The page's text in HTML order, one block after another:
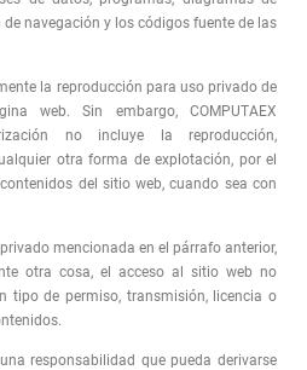
navegación y los códigos fuente de las
la reproducción para uso privado de
web. Sin embargo, COMPUTAEX
no incluye la reproducción,
otra forma de explotación, por el
del sitio web, cuando sea con
mencionada en el párrafo anterior,
otra cosa, el acceso al sitio web no
tipo de permiso, transmisión, licencia o
responsabilidad que pueda derivarse